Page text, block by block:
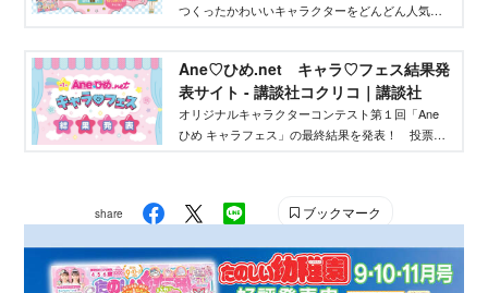
つくったかわいいキャラクターをどんどん人気者
作りたいクリエイターを応援するイベントです！
Ane♡ひめ.net キャラ♡フェス結果発
表サイト - 講談社コクリコ｜講談社
オリジナルキャラクターコンテスト第１回「Ane
ひめ キャラフェス」の最終結果を発表！ 投票結
share ブックマーク